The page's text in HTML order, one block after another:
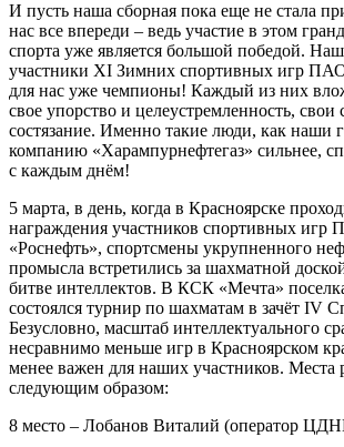
И пусть наша сборная пока еще не стала
нас все впереди – ведь участие в этом
спорта уже является большой победой.
участники XI Зимних спортивных игр
для нас уже чемпионы! Каждый из них
свое упорство и целеустремленность, свои
состязание. Именно такие люди, как наши
компанию «Харампурнефтегаз» сильнее,
с каждым днём!
5 марта, в день, когда в Красноярске
награждения участников спортивных
«Роснефть», спортсмены укрупненного
промысла встретились за шахматной
битве интеллектов. В КСК «Мечта»
состоялся турнир по шахматам в зачёт IV
Безусловно, масштаб интеллектуального
несравнимо меньше игр в Красноярском
менее важен для наших участников. Места
следующим образом:
8 место – Лобанов Виталий (оператор